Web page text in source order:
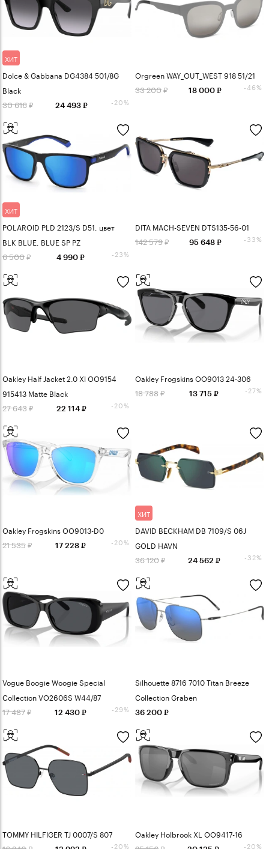
ХИТ
Dolce & Gabbana DG4384 501/8G
Black
30 616 24 493 -20%
Orgreen WAY_OUT_WEST 918 51/21
33 200 18 000 -46%
ХИТ
POLAROID PLD 2123/S D51, цвет
BLK BLUE, BLUE SP PZ
6 500 4 990 -23%
DITA MACH-SEVEN DTS135-56-01
142 579 95 648 -33%
Oakley Half Jacket 2.0 Xl OO9154
915413 Matte Black
27 643 22 114 -20%
Oakley Frogskins OO9013 24-306
18 788 13 715 -27%
Oakley Frogskins OO9013-D0
21 535 17 228 -20%
ХИТ
DAVID BECKHAM DB 7109/S 06J
GOLD HAVN
36 120 24 562 -32%
Vogue Boogie Woogie Special
Collection VO2606S W44/87
17 487 12 430 -29%
Silhouette 8716 7010 Titan Breeze
Collection Graben
36 200
TOMMY HILFIGER TJ 0007/S 807
-20%
Oakley Holbrook XL OO9417-16
-20%